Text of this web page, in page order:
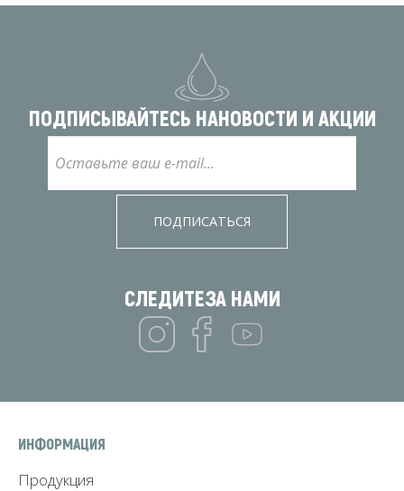
ПОДПИСЫВАЙТЕСЬ НАНОВОСТИ И АКЦИИ
ПОДПИСАТЬСЯ
СЛЕДИТЕЗА НАМИ
ИНФОРМАЦИЯ
Продукция